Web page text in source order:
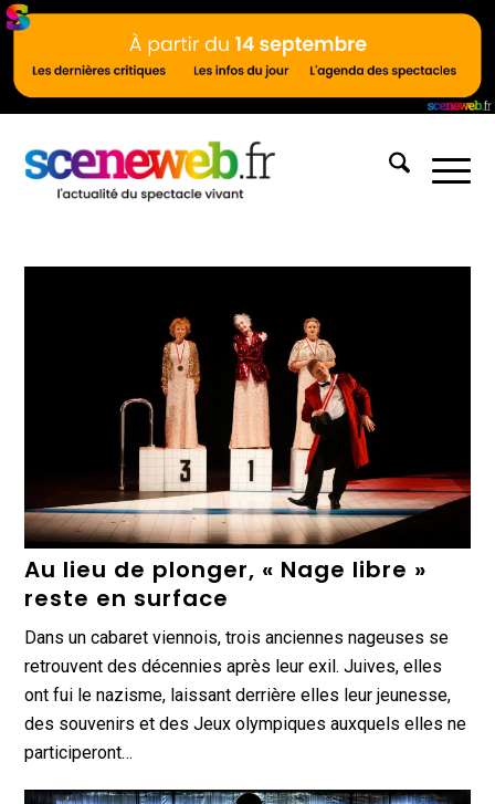
Au lieu de plonger, « Nage libre »
reste en surface
Dans un cabaret viennois, trois anciennes nageuses se
retrouvent des décennies après leur exil. Juives, elles
ont fui le nazisme, laissant derrière elles leur jeunesse,
des souvenirs et des Jeux olympiques auxquels elles ne
participeront…